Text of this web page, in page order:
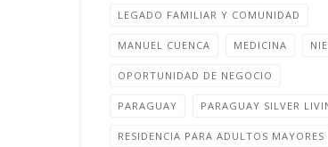
LEGADO FAMILIAR Y COMUNIDAD
MANUEL CUENCA MEDICINA
OPORTUNIDAD DE NEGOCIO
PARAGUAY PARAGUAY SILVER
RESIDENCIA PARA ADULTOS MAYORES